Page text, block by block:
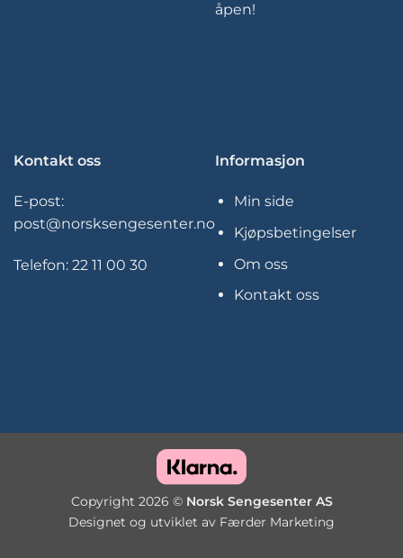
åpen!
Kontakt oss
E-post:
post@norsksengesenter.no
Telefon: 22 11 00 30
Informasjon
Min side
Kjøpsbetingelser
Om oss
Kontakt oss
Copyright 2026 © Norsk Sengesenter AS
Designet og utviklet av Færder Marketing